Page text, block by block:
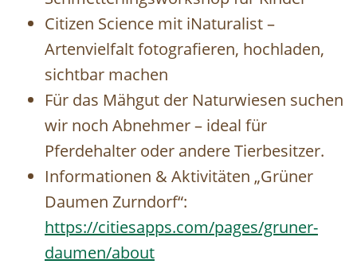
Citizen Science mit iNaturalist –
Artenvielfalt fotografieren, hochladen,
sichtbar machen
Für das Mähgut der Naturwiesen suchen
wir noch Abnehmer – ideal für
Pferdehalter oder andere Tierbesitzer.
Informationen & Aktivitäten „Grüner
Daumen Zurndorf“:
https://citiesapps.com/pages/gruner-
daumen/about